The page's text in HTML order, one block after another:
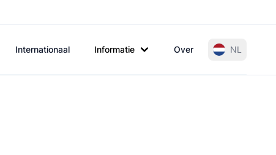
Internationaal Informatie Over NL